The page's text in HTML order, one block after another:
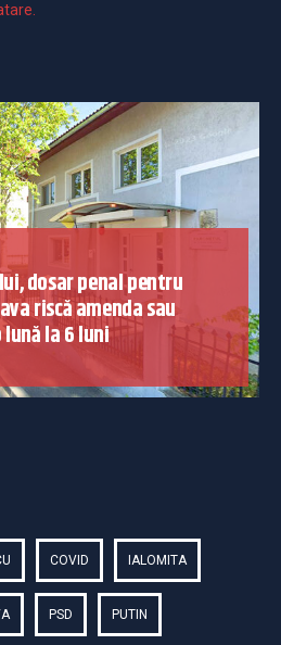
dosar penal pentru
riscă amenda sau
la 6 luni
COVID IALOMITA
PSD PUTIN